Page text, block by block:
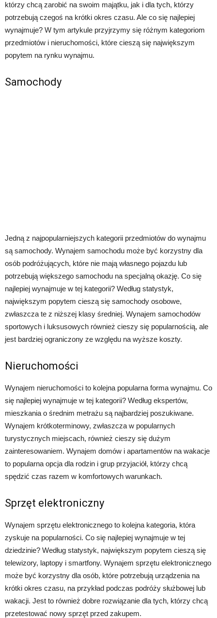
którzy chcą zarobić na swoim majątku, jak i dla tych, którzy
potrzebują czegoś na krótki okres czasu. Ale co się najlepiej
wynajmuje? W tym artykule przyjrzymy się różnym kategoriom
przedmiotów i nieruchomości, które cieszą się największym
popytem na rynku wynajmu.
Samochody
Jedną z najpopularniejszych kategorii przedmiotów do wynajmu
są samochody. Wynajem samochodu może być korzystny dla
osób podróżujących, które nie mają własnego pojazdu lub
potrzebują większego samochodu na specjalną okazję. Co się
najlepiej wynajmuje w tej kategorii? Według statystyk,
największym popytem cieszą się samochody osobowe,
zwłaszcza te z niższej klasy średniej. Wynajem samochodów
sportowych i luksusowych również cieszy się popularnością, ale
jest bardziej ograniczony ze względu na wyższe koszty.
Nieruchomości
Wynajem nieruchomości to kolejna popularna forma wynajmu. Co
się najlepiej wynajmuje w tej kategorii? Według ekspertów,
mieszkania o średnim metrażu są najbardziej poszukiwane.
Wynajem krótkoterminowy, zwłaszcza w popularnych
turystycznych miejscach, również cieszy się dużym
zainteresowaniem. Wynajem domów i apartamentów na wakacje
to popularna opcja dla rodzin i grup przyjaciół, którzy chcą
spędzić czas razem w komfortowych warunkach.
Sprzęt elektroniczny
Wynajem sprzętu elektronicznego to kolejna kategoria, która
zyskuje na popularności. Co się najlepiej wynajmuje w tej
dziedzinie? Według statystyk, największym popytem cieszą się
telewizory, laptopy i smartfony. Wynajem sprzętu elektronicznego
może być korzystny dla osób, które potrzebują urządzenia na
krótki okres czasu, na przykład podczas podróży służbowej lub
wakacji. Jest to również dobre rozwiązanie dla tych, którzy chcą
przetestować nowy sprzęt przed zakupem.